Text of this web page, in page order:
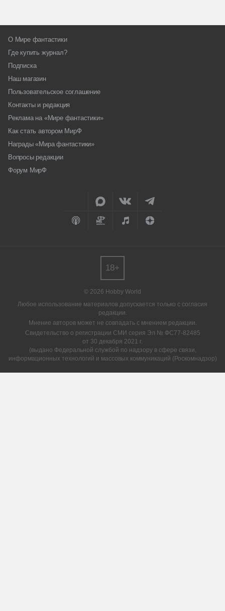
О Мире фантастики
Где купить журнал?
Подписка
Наш магазин
Пользовательское соглашение
Контакты и редакция
Реклама на «Мире фантастики»
Как стать автором МирФ
Награды «Мира фантастики»
Вопросы редакции
Форум МирФ
© 2026 Hobby World
Любое использование материалов допускается только с согласия
редакции.
Мнение авторов может не совпадать с мнением редакции.
Свидетельство о регистрации СМИ серия Эл № ФС77-82485
от 30 декабря 2021 г.
(выдано Федеральной службой по надзору в сфере связи,
информационных технологий и массовых коммуникаций (Роскомнадзор)
18+